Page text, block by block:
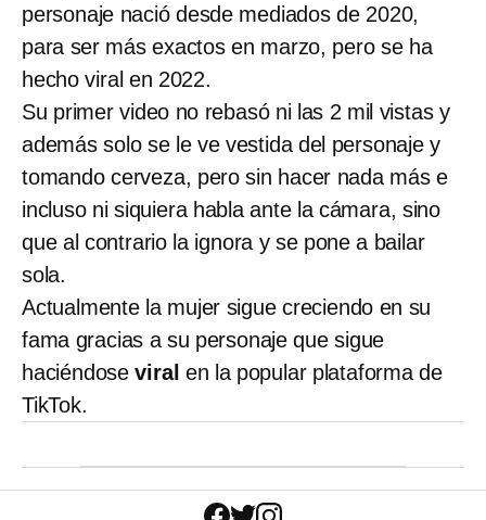
personaje nació desde mediados de 2020,
para ser más exactos en marzo, pero se ha
hecho viral en 2022.
Su primer video no rebasó ni las 2 mil vistas y
además solo se le ve vestida del personaje y
tomando cerveza, pero sin hacer nada más e
incluso ni siquiera habla ante la cámara, sino
que al contrario la ignora y se pone a bailar
sola.
Actualmente la mujer sigue creciendo en su
fama gracias a su personaje que sigue
haciéndoseviral en la popular plataforma de
TikTok.